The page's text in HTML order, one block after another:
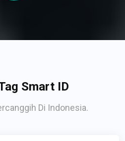
Smart ID
Di Indonesia.